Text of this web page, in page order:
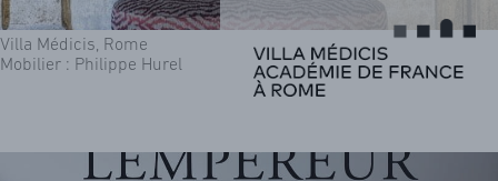
Villa Médicis, Rome
Mobilier : Philippe Hurel